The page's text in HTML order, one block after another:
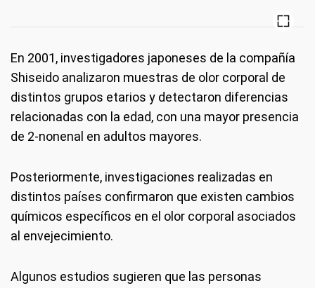
En 2001, investigadores japoneses de la compañía
Shiseido analizaron muestras de olor corporal de
distintos grupos etarios y detectaron diferencias
relacionadas con la edad, con una mayor presencia
de 2-nonenal en adultos mayores.
Posteriormente, investigaciones realizadas en
distintos países confirmaron que existen cambios
químicos específicos en el olor corporal asociados
al envejecimiento.
Algunos estudios sugieren que las personas